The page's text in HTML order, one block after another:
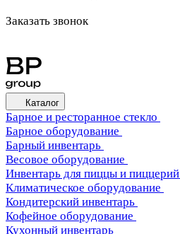
Заказать звонок
Каталог
Барное и ресторанное стекло
Барное оборудование
Барный инвентарь
Весовое оборудование
Инвентарь для пиццы и пиццерий
Климатическое оборудование
Кондитерский инвентарь
Кофейное оборудование
Кухонный инвентарь